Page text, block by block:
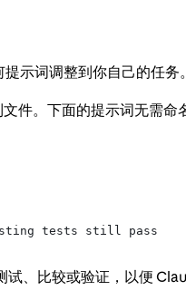
示词调整到你自己的任务。
件。下面的提示词无需命
tests still pass
、比较或验证，以便